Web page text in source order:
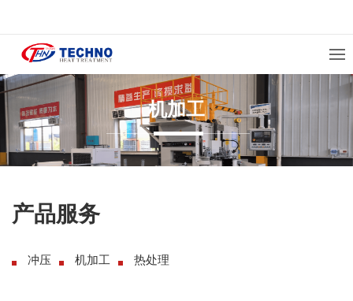
机加工
产品服务
冲压 机加工 热处理